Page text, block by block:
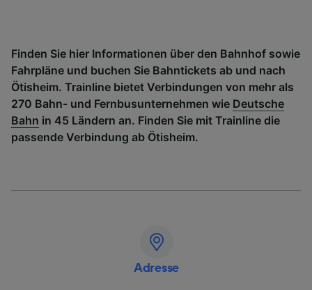
Finden Sie hier Informationen über den Bahnhof sowie
Fahrpläne und buchen Sie Bahntickets ab und nach
Ötisheim. Trainline bietet Verbindungen von mehr als
270 Bahn- und Fernbusunternehmen wie Deutsche
Bahn in 45 Ländern an. Finden Sie mit Trainline die
passende Verbindung ab Ötisheim.
Adresse